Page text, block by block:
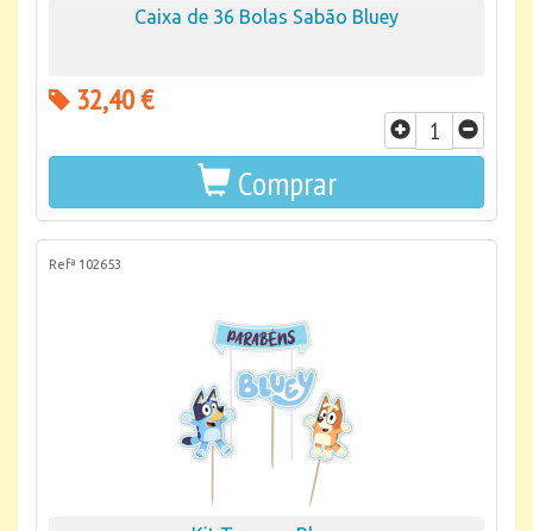
Caixa de 36 Bolas Sabão Bluey
32,40 €
Comprar
Refª 102653